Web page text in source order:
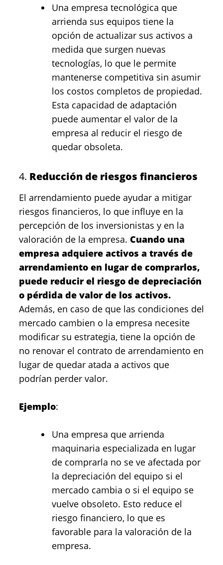
Una empresa tecnológica que
arrienda sus equipos tiene la
opción de actualizar sus activos a
medida que surgen nuevas
tecnologías, lo que le permite
mantenerse competitiva sin asumir
los costos completos de propiedad.
Esta capacidad de adaptación
puede aumentar el valor de la
empresa al reducir el riesgo de
quedar obsoleta.
4. Reducción de riesgos financieros
El arrendamiento puede ayudar a mitigar
riesgos financieros, lo que influye en la
percepción de los inversionistas y en la
valoración de la empresa. Cuando una
empresa adquiere activos a través de
arrendamiento en lugar de comprarlos,
puede reducir el riesgo de depreciación
o pérdida de valor de los activos.
Además, en caso de que las condiciones del
mercado cambien o la empresa necesite
modificar su estrategia, tiene la opción de
no renovar el contrato de arrendamiento en
lugar de quedar atada a activos que
podrían perder valor.
Ejemplo:
Una empresa que arrienda
maquinaria especializada en lugar
de comprarla no se ve afectada por
la depreciación del equipo si el
mercado cambia o si el equipo se
vuelve obsoleto. Esto reduce el
riesgo financiero, lo que es
favorable para la valoración de la
empresa.